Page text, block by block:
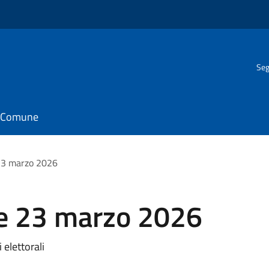
marzo 2026
23 marzo 2026
elettorali